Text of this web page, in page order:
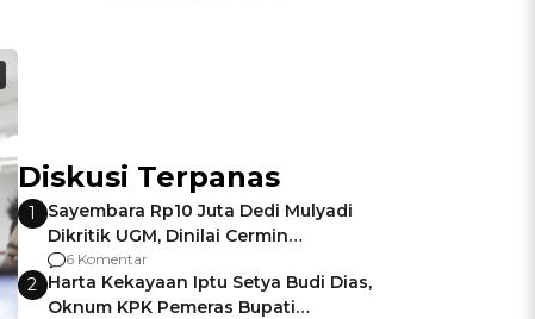
Diskusi Terpanas
1
Sayembara Rp10 Juta Dedi Mulyadi
Dikritik UGM, Dinilai Cermin
Gagalnya Negara Jamin Keamanan
6 Komentar
2 Harta Kekayaan Iptu Setya Budi Dias,
Oknum KPK Pemeras Bupati